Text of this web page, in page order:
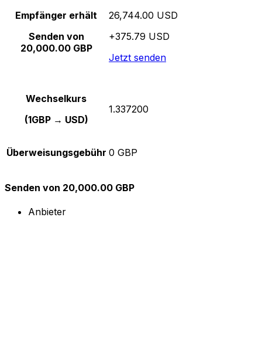
Empfänger erhält
Senden von
20,000.00 GBP
26,744.00 USD
+375.79 USD
Jetzt senden
Wechselkurs
(1GBP → USD)
1.337200
Überweisungsgebühr 0 GBP
Senden von 20,000.00 GBP
Anbieter